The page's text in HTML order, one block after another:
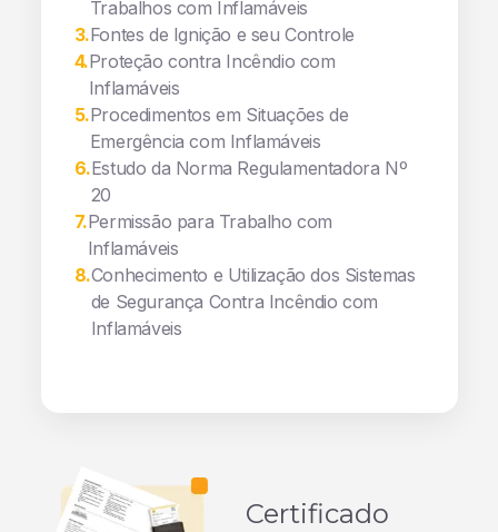
Trabalhos com Inflamáveis
3.Fontes de Ignição e seu Controle
4.Proteção contra Incêndio com
Inflamáveis
5.Procedimentos em Situações de
Emergência com Inflamáveis
6.Estudo da Norma Regulamentadora Nº
20
7.Permissão para Trabalho com
Inflamáveis
8.Conhecimento e Utilização dos Sistemas
de Segurança Contra Incêndio com
Inflamáveis
Certificado